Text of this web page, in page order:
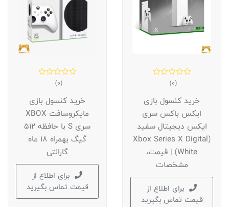
(0)
خرید کنسول بازی
ایکس باکس سری
ایکس دیجیتال سفید
(Xbox Series X Digital
White) | قیمت،
مشخصات
برای اطلاع از
قیمت تماس بگیرید
(0)
خرید کنسول بازی
مایکروسافت XBOX
سری S با حافظه 512
گیگ بهمراه 18 ماه
گارانتی
برای اطلاع از
قیمت تماس بگیرید